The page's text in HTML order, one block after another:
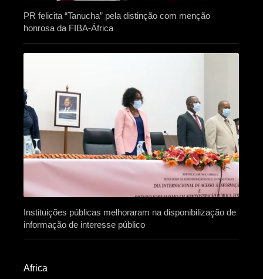
PR felicita “Tanucha” pela distinção com menção
honrosa da FIBA-África
Instituições públicas melhoraram na disponibilização de
informação de interesse público
Africa​